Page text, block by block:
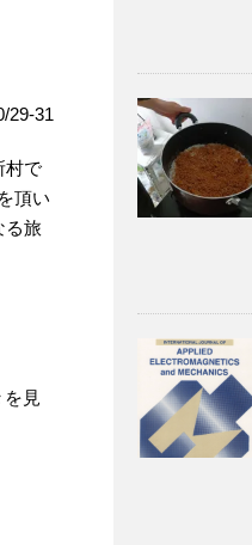
29-31
村で
頂い
る旅
見